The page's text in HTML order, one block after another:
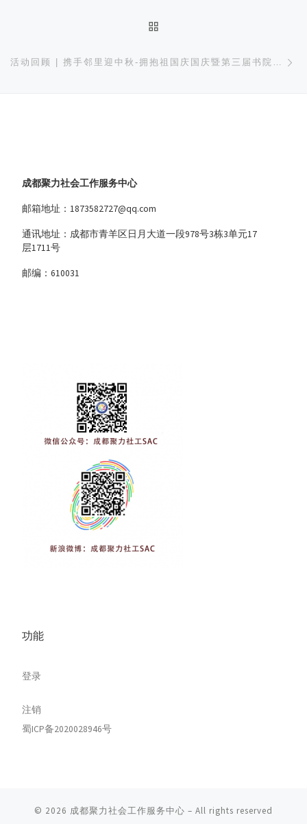
成都聚力社会工作服务中心
邮箱地址：1873582727@qq.com
通讯地址：成都市青羊区日月大道一段978号3栋3单元17
层1711号
邮编：610031
功能
登录
注销
蜀ICP备2020028946号
© 2026 成都聚力社会工作服务中心 – All rights reserved